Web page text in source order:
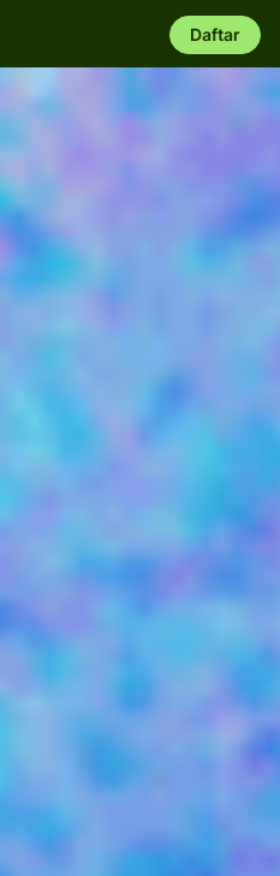
Daftar